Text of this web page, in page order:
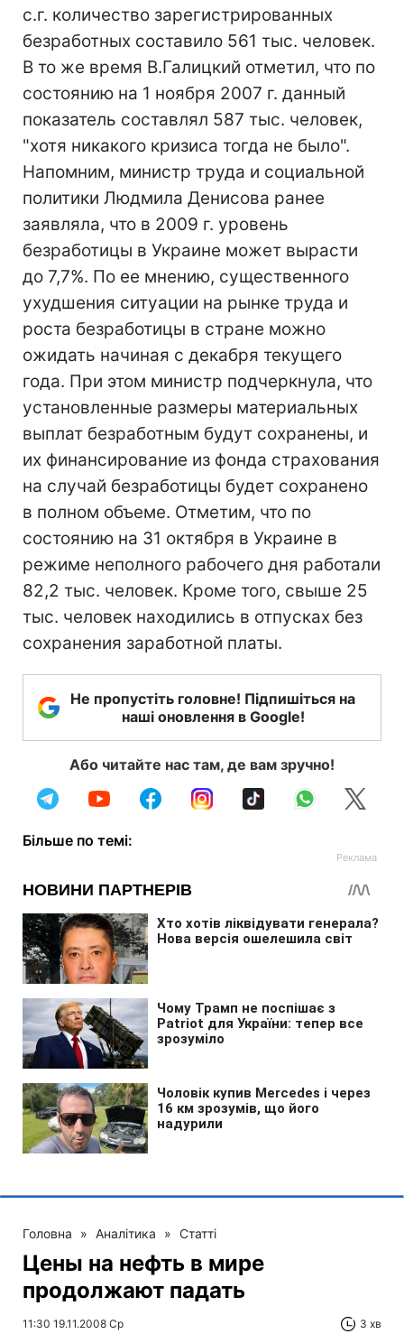
с.г. количество зарегистрированных
безработных составило 561 тыс. человек.
В то же время В.Галицкий отметил, что по
состоянию на 1 ноября 2007 г. данный
показатель составлял 587 тыс. человек,
"хотя никакого кризиса тогда не было".
Напомним, министр труда и социальной
политики Людмила Денисова ранее
заявляла, что в 2009 г. уровень
безработицы в Украине может вырасти
до 7,7%. По ее мнению, существенного
ухудшения ситуации на рынке труда и
роста безработицы в стране можно
ожидать начиная с декабря текущего
года. При этом министр подчеркнула, что
установленные размеры материальных
выплат безработным будут сохранены, и
их финансирование из фонда страхования
на случай безработицы будет сохранено
в полном объеме. Отметим, что по
состоянию на 31 октября в Украине в
режиме неполного рабочего дня работали
82,2 тыс. человек. Кроме того, свыше 25
тыс. человек находились в отпусках без
сохранения заработной платы.
Не пропустіть головне! Підпишіться на
наші оновлення в Google!
Або читайте нас там, де вам зручно!
Більше по темі:
Головна » Аналітика » Статті
Цены на нефть в мире
продолжают падать
11:30 19.11.2008 Ср 3 хв